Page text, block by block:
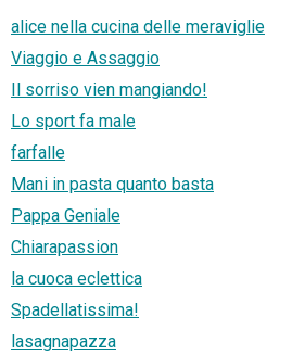
alice nella cucina delle meraviglie
Viaggio e Assaggio
Il sorriso vien mangiando!
Lo sport fa male
farfalle
Mani in pasta quanto basta
Pappa Geniale
Chiarapassion
la cuoca eclettica
Spadellatissima!
lasagnapazza